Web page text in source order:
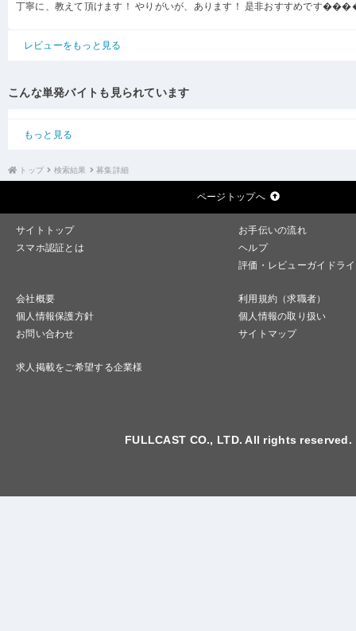
丁寧に、教えて頂けます！ やりがいが、あります！ 是非おすすめです
レビューをもっと見る
こんな単発バイトも見られています
もっと見る
トップ 検索結果 募集詳細
ページトップへ
サイトトップ
お手伝いの流れ
スマホ認証とは
ヘルプ
評価・レビューガイドラ
会社概要
利用規約（求職者）
個人情報保護方針
個人情報の取り扱い
お問い合わせ
サイトマップ
求人掲載をご希望する企業様
FULLCAST CO., LTD. All rights reserved.